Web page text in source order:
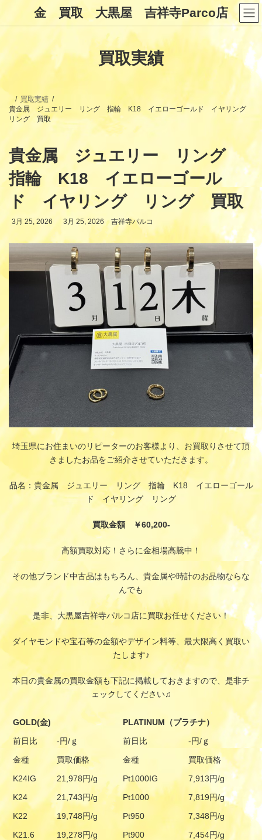
ン
キ
ッ
ー
に
移
金 買取 大黒屋 吉祥寺Parco店
買取実績
買取実績
貴金属 ジュエリー リング 指輪 K18 イエローゴールド イヤリング
リング 買取
貴金属 ジュエリー リング
指輪 K18 イエローゴール
ド イヤリング リング 買取
3月 25, 2026
最
更
新
3月 25, 2026 吉祥寺パルコ
埼玉県にお住まいのリピーターのお客様より、お買取りさせて頂
きましたお品をご紹介させていただきます。
品名：貴金属 ジュエリー リング 指輪 K18 イエローゴール
ド イヤリング リング
買取金額 ￥60,200-
高額買取対応！さらに金相場高騰中！
その他ブランド中古品はもちろん、貴金属や時計のお品物ならな
んでも
是非、大黒屋吉祥寺パルコ店に買取お任せください！
ダイヤモンドや宝石等の金額やデザイン料等、最大限高く買取い
たします♪
本日の貴金属の買取金額も下記に掲載しておきますので、是非チ
ェックしてください♫
GOLD(金)
PLATINUM（プラチナ）
前日比
-円/ｇ 前日比
-円/ｇ
金種
買取価格 金種
買取価格
K24IG
21,978円/g Pt1000IG
7,913円/g
K24
21,743円/g Pt1000
7,819円/g
K22
19,748円/g Pt950
7,348円/g
K21.6
19,278円/g Pt900
7,454円/g